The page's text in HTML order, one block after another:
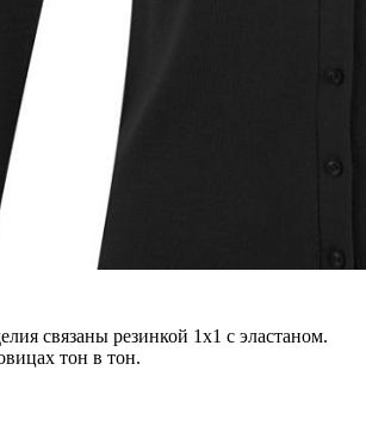
связаны резинкой 1х1 с эластаном.
тон в тон.